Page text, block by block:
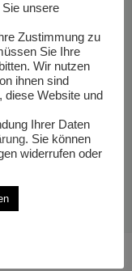
unsere
Zustimmung zu
Sie Ihre
Wir nutzen
ihnen sind
diese Website und
Ihrer Daten
. Sie können
widerrufen oder